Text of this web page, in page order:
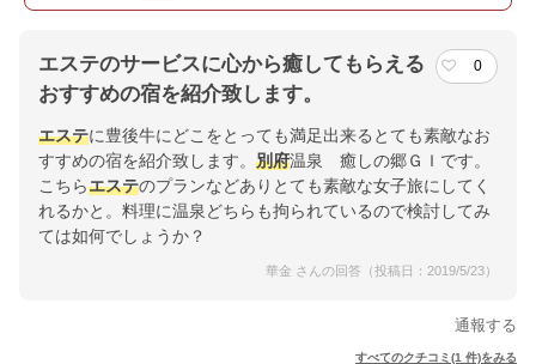
エステのサービスに心から癒してもらえる
おすすめの宿を紹介致します。
0
エステに豊後牛にどこをとっても満足出来るとても素敵なお
すすめの宿を紹介致します。 別府温泉 癒しの郷ＧＩです。
こちらエステのプランなどありとても素敵な女子旅にしてく
れるかと。料理に温泉どちらも拘られているので検討してみ
ては如何でしょうか？
華金 さんの回答（投稿日：2019/5/23）
通報する
すべてのクチコミ(1 件)をみる